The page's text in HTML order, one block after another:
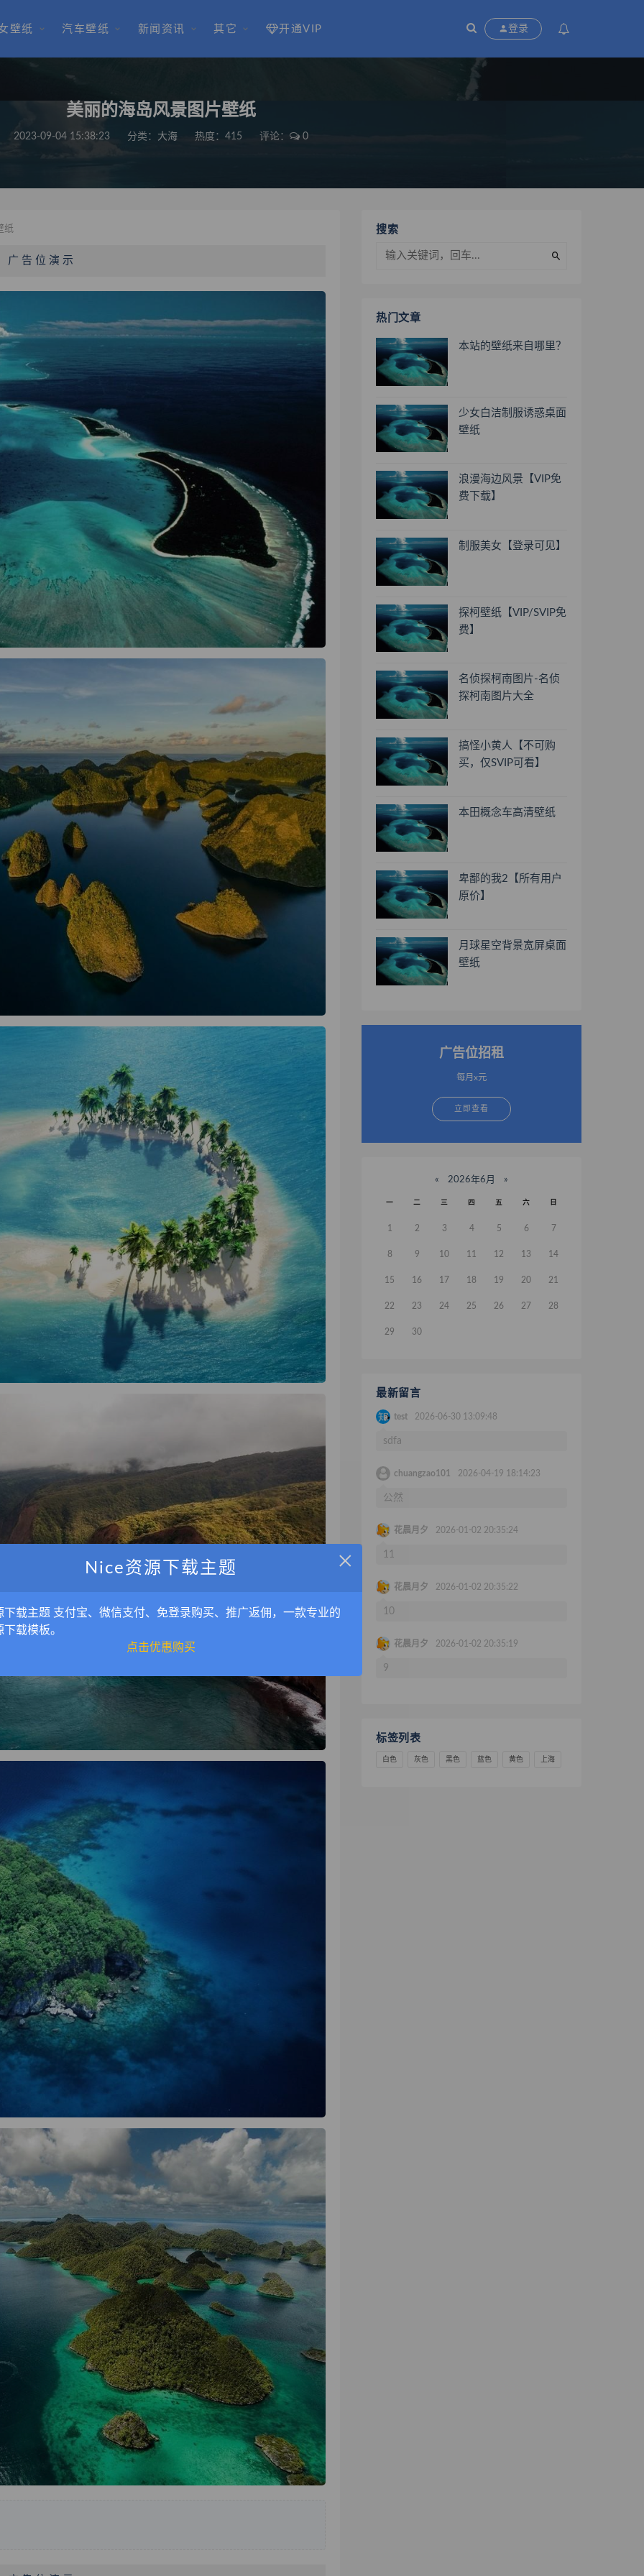
壁纸 汽车壁纸 新闻资讯 其它 开通VIP 登录
美丽的海岛风景图片壁纸
2023-09-04 15:38:23 分类： 大海 热度：415 评论： 0
纸
广 告 位 演 示
搜索
热门文章
本站的壁纸来自哪里？
少女白洁制服诱惑桌面
壁纸
浪漫海边风景【VIP免
费下载】
制服美女【登录可见】
探柯壁纸【VIP/SVIP免
费】
名侦探柯南图片-名侦
探柯南图片大全
搞怪小黄人【不可购
买，仅SVIP可看】
本田概念车高清壁纸
卑鄙的我2【所有用户
原价】
月球星空背景宽屏桌面
壁纸
广告位招租
每月x元
立即查看
« 2026年6月 »
一 二 三 四 五 六 日
1 2 3 4 5 6 7
8 9 10 11 12 13 14
15 16 17 18 19 20 21
22 23 24 25 26 27 28
29 30
最新留言
test 2026-06-30 13:09:48
sdfa
chuangzao101 2026-04-19 18:14:23
公然
花晨月夕 2026-01-02 20:35:24
11
花晨月夕 2026-01-02 20:35:22
10
花晨月夕 2026-01-02 20:35:19
9
标签列表
白色 灰色 黑色 蓝色 黄色 上海
×
Nice资源下载主题
下载主题 支付宝、微信支付、免登录购买、推广返佣，一款专业的
下载模板。
点击优惠购买